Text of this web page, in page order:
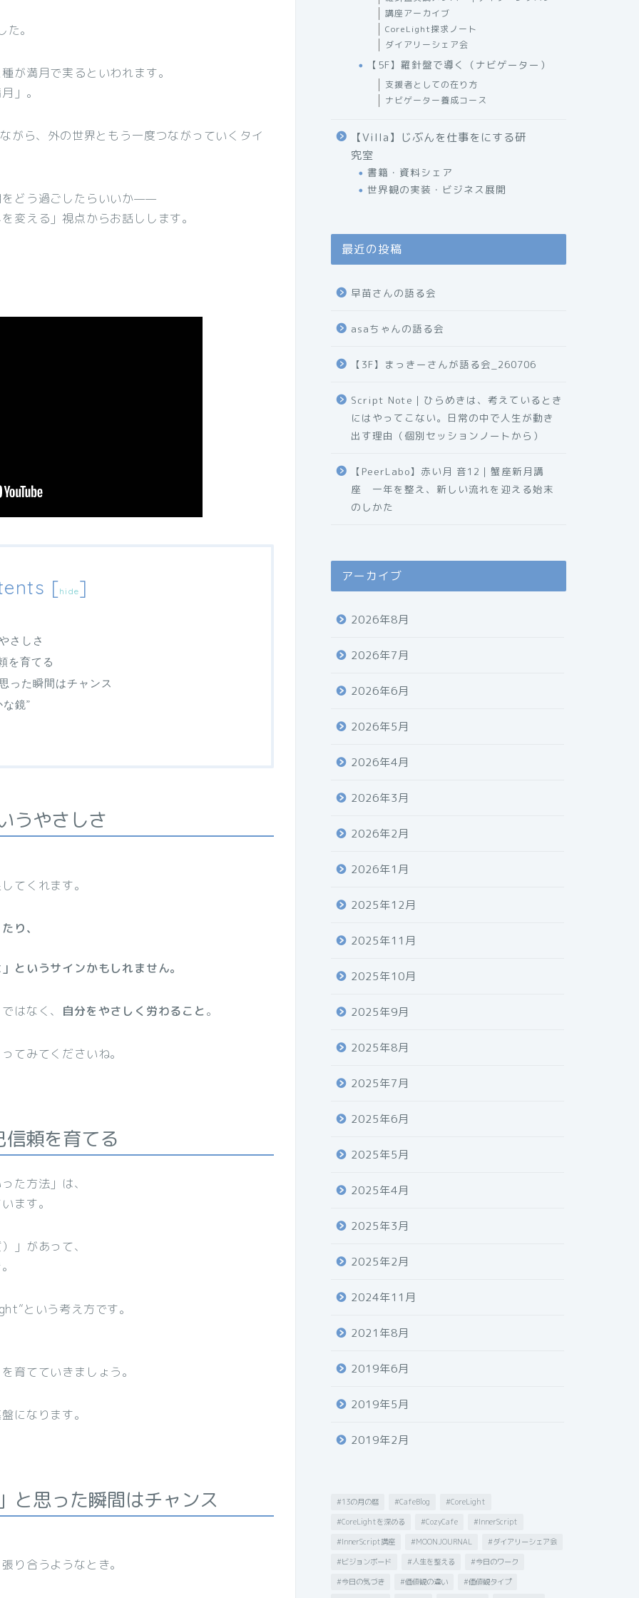
。
が満月で実るといわれます。
」。
がら、外の世界ともう一度つながっていくタイ
をどう過ごしたらいいか——
変える」視点からお話しします。
[hide]
さしさ
を育てる
った瞬間はチャンス
鏡”
うやさしさ
てくれます。
り、
というサインかもしれません。
はなく、 自分をやさしく労わること。
てみてくださいね。
頼を育てる
た方法」は、
ます。
」があって、
という考え方です。
を育てていきましょう。
になります。
と思った瞬間はチャンス
り合うようなとき。
講座アーカイブ
CoreLight探求ノート
ダイアリーシェア会
【5F】羅針盤で導く（ナビゲーター）
支援者としての在り方
ナビゲーター養成コース
【Villa】じぶんを仕事をにする研
究室
書籍・資料シェア
世界観の実装・ビジネス展開
最近の投稿
早苗さんの語る会
asaちゃんの語る会
【3F】まっきーさんが語る会_260706
Script Note｜ひらめきは、考えているとき
にはやってこない。日常の中で人生が動き
出す理由（個別セッションノートから）
【PeerLabo】赤い月 音12｜蟹座新月講
座 一年を整え、新しい流れを迎える始末
のしかた
アーカイブ
2026年8月
2026年7月
2026年6月
2026年5月
2026年4月
2026年3月
2026年2月
2026年1月
2025年12月
2025年11月
2025年10月
2025年9月
2025年8月
2025年7月
2025年6月
2025年5月
2025年4月
2025年3月
2025年2月
2024年11月
2021年8月
2019年6月
2019年5月
2019年2月
#13の月の暦 #CafeBlog
#CoreLight
#CoreLightを深める
#CozyCafe
#InnerScript
#InnerScript講座
#MOONJOURNAL
#ダイアリーシェア会
#ビジョンボード
#人生を整える
#今日のワーク
#今日の気づき
#価値観の違い
#価値観タイプ